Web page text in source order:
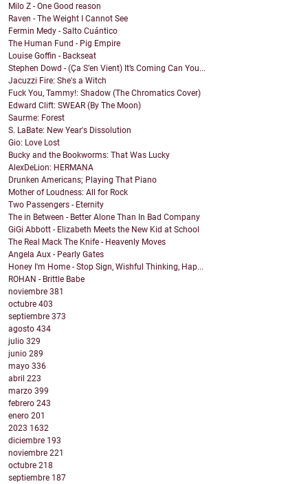
Milo Z - One Good reason
Raven - The Weight I Cannot See
Fermin Medy - Salto Cuántico
The Human Fund - Pig Empire
Louise Goffin - Backseat
Stephen Dowd - (Ça S’en Vient) It’s Coming Can You...
Jacuzzi Fire: She's a Witch
Fuck You, Tammy!: Shadow (The Chromatics Cover)
Edward Clift: SWEAR (By The Moon)
Saurme: Forest
S. LaBate: New Year's Dissolution
Gio: Love Lost
Bucky and the Bookworms: That Was Lucky
AlexDeLion: HERMANA
Drunken Americans; Playing That Piano
Mother of Loudness: All for Rock
Two Passengers - Eternity
The in Between - Better Alone Than In Bad Company
GiGi Abbott - Elizabeth Meets the New Kid at School
The Real Mack The Knife - Heavenly Moves
Angela Aux - Pearly Gates
Honey I'm Home - Stop Sign, Wishful Thinking, Hap...
ROHAN - Brittle Babe
noviembre 381
octubre 403
septiembre 373
agosto 434
julio 329
junio 289
mayo 336
abril 223
marzo 399
febrero 243
enero 201
2023 1632
diciembre 193
noviembre 221
octubre 218
septiembre 187